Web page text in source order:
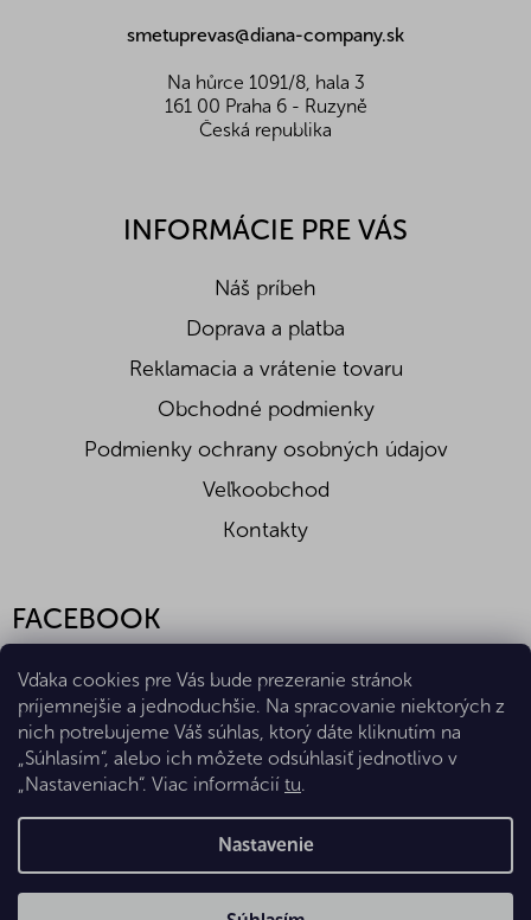
Vďaka cookies pre Vás bude prezeranie stránok
príjemnejšie a jednoduchšie. Na spracovanie niektorých z
nich potrebujeme Váš súhlas, ktorý dáte kliknutím na
„Súhlasím“, alebo ich môžete odsúhlasiť jednotlivo v
„Nastaveniach“. Viac informácií tu.
Nastavenie
smetuprevas@diana-company.sk
Na hůrce 1091/8, hala 3
161 00 Praha 6 - Ruzyně
Česká republika
INFORMÁCIE PRE VÁS
Náš príbeh
Doprava a platba
Reklamacia a vrátenie tovaru
Obchodné podmienky
Podmienky ochrany osobných údajov
Veľkoobchod
Kontakty
FACEBOOK
Vytvoril Shoptet Premium
Copyright 2026Eshop Diana Company, spol. s r.o.. Všetky